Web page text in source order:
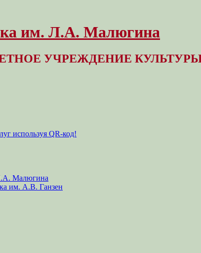
им. Л.А. Малюгина
УЧРЕЖДЕНИЕ
используя QR-код!
Малюгина
им. А.В. Ганзен